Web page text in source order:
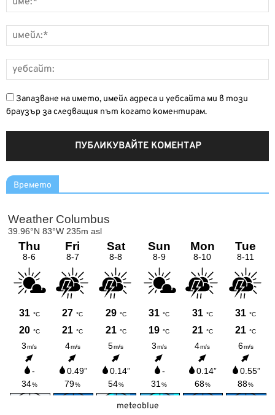
Запазване на името, имейл адреса и уебсайта ми в този
браузър за следващия път когато коментирам.
Времето
meteoblue